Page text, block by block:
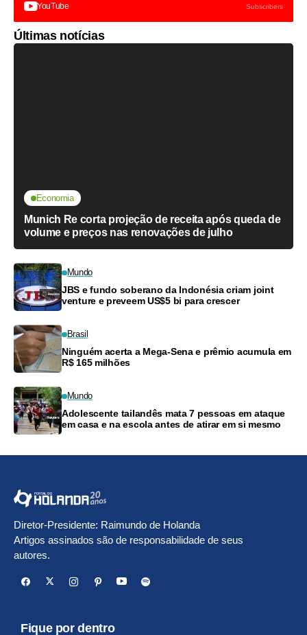
YouTube Subscribers
Últimas notícias
Economia
Munich Re corta projeção de receita após queda de
volume e preços nas renovações de julho
Mundo
JBS e fundo soberano da Indonésia criam joint
venture e preveem US$5 bi para crescer
Brasil
Ninguém acerta a Mega-Sena e prêmio acumula em
R$ 165 milhões
Mundo
Adolescente tailandês mata 7 pessoas em ataque
em casa e na escola antes de atirar em si mesmo
Diretor-Presidente: Raimundo de Holanda
Artigos assinados são de responsabilidade de seus
autores.
Fique por dentro